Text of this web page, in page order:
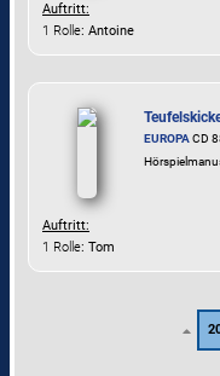
Auftritt:
1 Rolle: Antoine
EUROPACD
Auftritt:
1 Rolle: Tom